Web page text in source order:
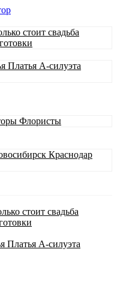
стоит свадьба
Платья А-силуэта
Флористы
Краснодар
стоит свадьба
Платья А-силуэта